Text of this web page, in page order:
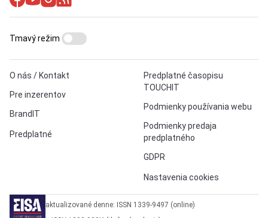
O nás / Kontakt
Pre inzerentov
BrandIT
Predplatné
Predplatné časopisu
TOUCHIT
Podmienky používania webu
Podmienky predaja
predplatného
GDPR
Nastavenia cookies
Tmavý režim
aktualizované denne: ISSN 1339-9497 (online)